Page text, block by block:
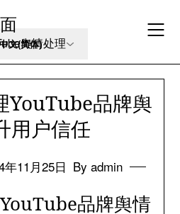
舆情处理
YouTube品牌舆
用户信任
年11月25日 By admin
品牌舆情